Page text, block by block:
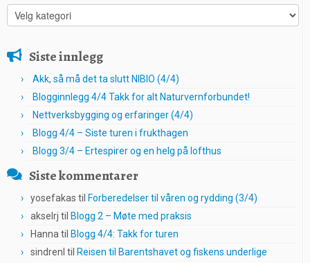
Kategorier
Siste innlegg
Akk, så må det ta slutt NIBIO (4/4)
Blogginnlegg 4/4 Takk for alt Naturvernforbundet!
Nettverksbygging og erfaringer (4/4)
Blogg 4/4 – Siste turen i frukthagen
Blogg 3/4 – Ertespirer og en helg på lofthus
Siste kommentarer
yosefakas til Forberedelser til våren og rydding (3/4)
akselrj til Blogg 2 – Møte med praksis
Hanna til Blogg 4/4: Takk for turen
sindrenl til Reisen til Barentshavet og fiskens underlige